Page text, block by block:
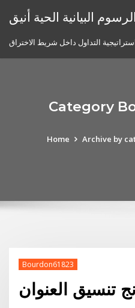
الرسوم البيانية الحية أنيق
التداول داخل شريط الاختراق
Category
Home Archive by
Bourdon61823
تنسيق العنوان